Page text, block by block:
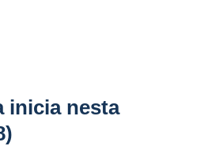
inicia nesta